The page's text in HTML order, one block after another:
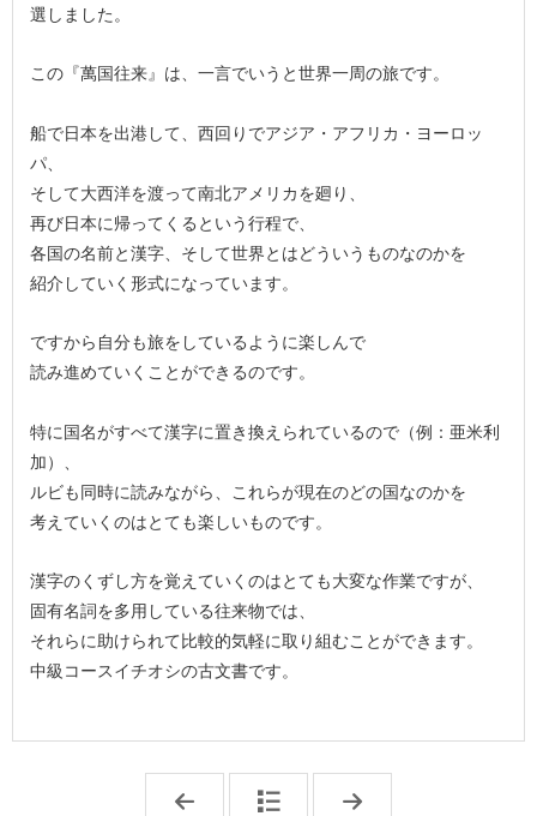
選しました。
この『萬国往来』は、一言でいうと世界一周の旅です。
船で日本を出港して、西回りでアジア・アフリカ・ヨーロッ
パ、
そして大西洋を渡って南北アメリカを廻り、
再び日本に帰ってくるという行程で、
各国の名前と漢字、そして世界とはどういうものなのかを
紹介していく形式になっています。
ですから自分も旅をしているように楽しんで
読み進めていくことができるのです。
特に国名がすべて漢字に置き換えられているので（例：亜米利
加）、
ルビも同時に読みながら、これらが現在のどの国なのかを
考えていくのはとても楽しいものです。
漢字のくずし方を覚えていくのはとても大変な作業ですが、
固有名詞を多用している往来物では、
それらに助けられて比較的気軽に取り組むことができます。
中級コースイチオシの古文書です。